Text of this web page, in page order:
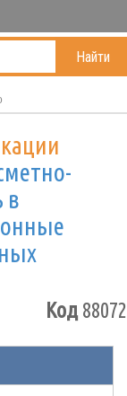
Найти
в
Код88072